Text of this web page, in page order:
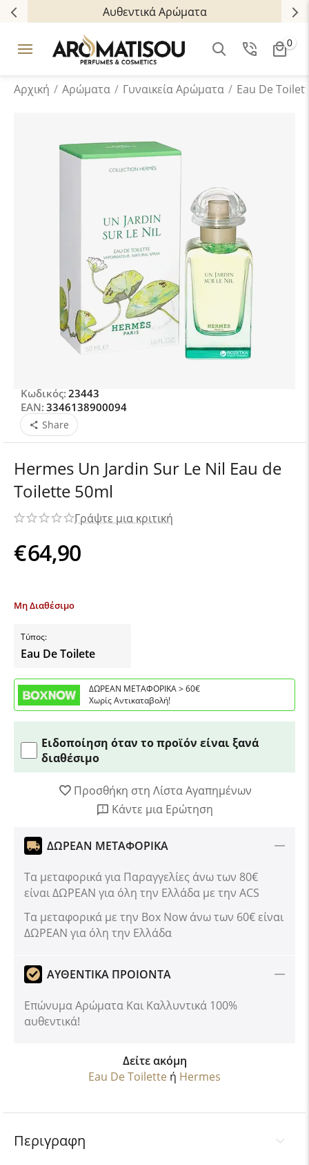
Αυθεντικά Αρώματα
0
Αρχική / Αρώματα / Γυναικεία Αρώματα / Eau De
EAN: 3346138900094
Κωδικός: 23443
Share
Hermes Un Jardin Sur Le Nil Eau de
Toilette 50ml
Γράψτε μια κριτική
€64,90
Μη Διαθέσιμο
Τύπος:
Eau De Toilete
ΔΩΡΕΑΝ ΜΕΤΑΦΟΡΙΚΑ > 60€
Χωρίς Αντικαταβολή!
Ειδοποίηση όταν το προϊόν είναι ξανά
διαθέσιμο
Προσθήκη στη Λίστα Αγαπημένων
Κάντε μια Ερώτηση
ΔΩΡΕΑΝ ΜΕΤΑΦΟΡΙΚΑ
Τα μεταφορικά για Παραγγελίες άνω των 80€
είναι ΔΩΡΕΑΝ για όλη την Ελλάδα με την ACS
Tα μεταφορικά με την Box Now άνω των 60€ είναι
ΔΩΡΕΑΝ για όλη την Ελλάδα
ΑΥΘΕΝΤΙΚΑ ΠΡΟΙΟΝΤΑ
Επώνυμα Αρώματα Και Καλλυντικά 100%
αυθεντικά!
Δείτε ακόμη
Eau De Toilette ή Hermes
Περιγραφη